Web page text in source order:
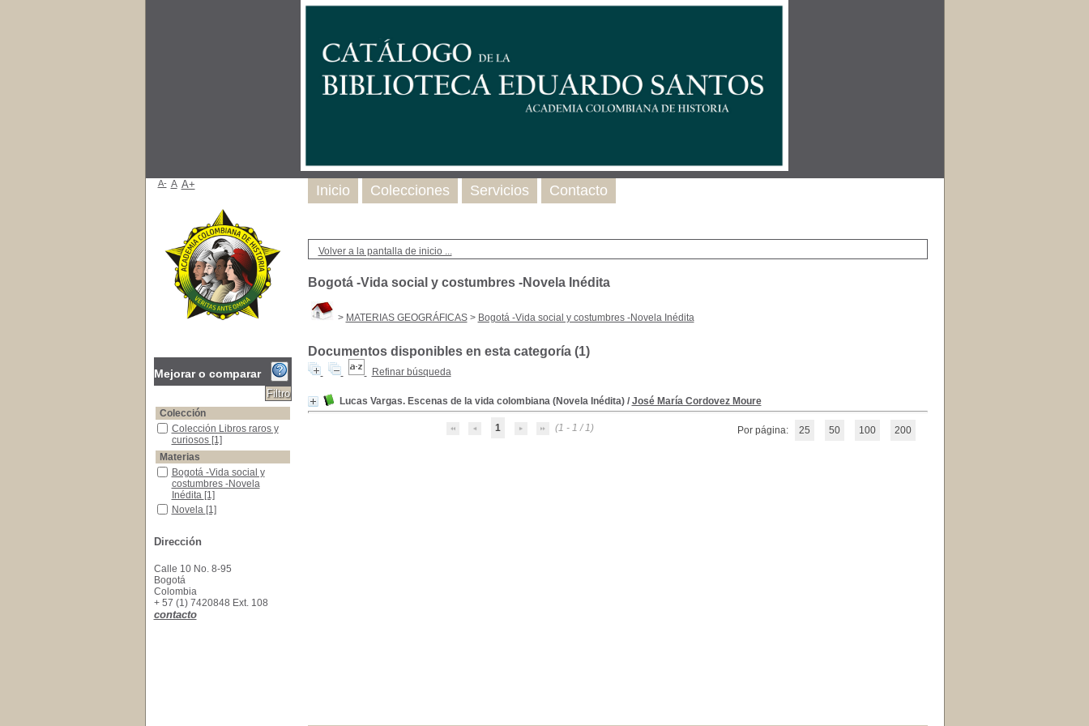
Volver a la pantalla de inicio ...
Bogotá -Vida social y costumbres -Novela Inédita
> MATERIAS GEOGRÁFICAS> Bogotá -Vida social y costumbres -Novela Inédita
Documentos disponibles en esta categoría (1)
Refinar búsqueda
Lucas Vargas. Escenas de la vida colombiana (Novela Inédita)/ José María Cordovez Moure
1 (1 - 1 / 1) Por página: 25 50 100 200
Inicio Colecciones Servicios Contacto
A- A A+
Mejorar o comparar
Colección
Colección Libros raros y curiosos
Colección Libros raros y
curiosos [1]
Materias
Bogotá -Vida social y costumbres -Novela Inédita
Bogotá -Vida social y
costumbres -Novela
Inédita [1]
NovelaNovela [1]
Dirección
Calle 10 No. 8-95
Bogotá
Colombia
+ 57 (1) 7420848 Ext. 108
contacto